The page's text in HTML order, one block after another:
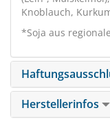
Knoblauch,
*Soja aus
Herstellerinfos